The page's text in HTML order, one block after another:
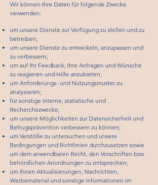
Wir können Ihre Daten für folgende Zwecke
verwenden:
um unsere Dienste zur Verfügung zu stellen und zu
betreiben;
um unsere Dienste zu entwickeln, anzupassen und
zu verbessern;
um auf Ihr Feedback, Ihre Anfragen und Wünsche
zu reagieren und Hilfe anzubieten;
um Anforderungs- und Nutzungsmuster zu
analysieren;
für sonstige interne, statistische und
Recherchezwecke;
um unsere Möglichkeiten zur Datensicherheit und
Betrugsprävention verbessern zu können;
um Verstöße zu untersuchen und unsere
Bedingungen und Richtlinien durchzusetzen sowie
um dem anwendbaren Recht, den Vorschriften bzw.
behördlichen Anordnungen zu entsprechen;
um Ihnen Aktualisierungen, Nachrichten,
Werbematerial und sonstige Informationen im